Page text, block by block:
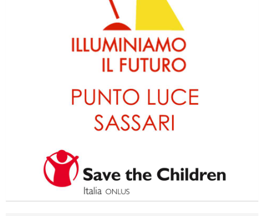
Ddl Lobby, Uisp: “Il Parlamento valorizzi le nostre specificità"